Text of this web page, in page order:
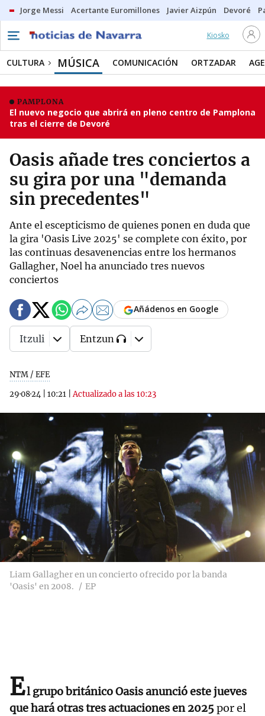
Jorge Messi Acertante Euromillones Javier Aizpún Devoré
Kiosko
CULTURA MÚSICA COMUNICACIÓN ORTZADAR
PAMPLONA
El nuevo negocio que abrirá en pleno centro de Pamplona
tras el cierre de Devoré
Oasis añade tres conciertos a
su gira por una "demanda
sin precedentes"
Ante el escepticismo de quienes ponen en duda que
la gira 'Oasis Live 2025' se complete con éxito, por
las continuas desavenencias entre los hermanos
Gallagher, Noel ha anunciado tres nuevos
conciertos
NTM / EFE
29·08·24
10:21 |Actualizado a las 10:23
Añádenos en Google
Itzuli Entzun
Liam Gallagher en un concierto ofrecido por la banda
'Oasis' en 2008.
EP
El grupo británico Oasis anunció este jueves
que hará otras tres actuaciones en 2025por el